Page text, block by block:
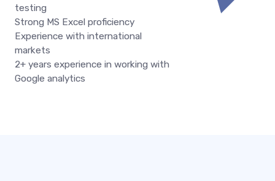
testing
Strong MS Excel proficiency
Experience with international
markets
2+ years experience in working with
Google analytics